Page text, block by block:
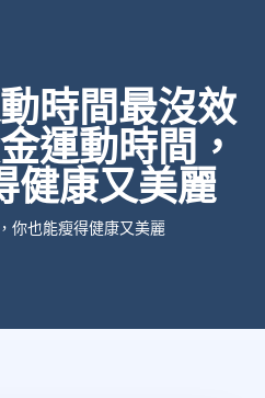
時間最沒效
運動時間，
健康又美麗
你也能瘦得健康又美麗